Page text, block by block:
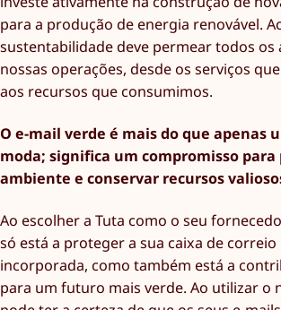
para a produção de energia renovável.
sustentabilidade deve permear todos os
nossas operações, desde os serviços
aos recursos que consumimos.
O e-mail verde é mais do que apenas
moda; significa um compromisso
ambiente e conservar recursos
Ao escolher a Tuta como o seu
só está a proteger a sua caixa de
incorporada, como também está a
para um futuro mais verde. Ao utilizar o